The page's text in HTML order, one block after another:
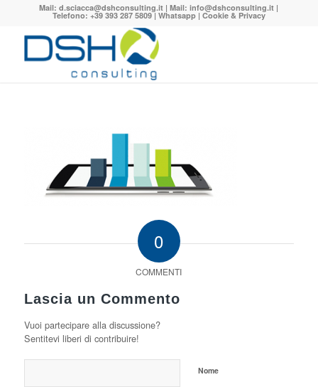
Mail:d.sciacca@dshconsulting.it | Mail:info@dshconsulting.it |
Telefono: +39 393 287 5809 | Whatsapp| Cookie & Privacy
0
COMMENTI
Lascia un Commento
Vuoi partecipare alla discussione?
Sentitevi liberi di contribuire!
Nome